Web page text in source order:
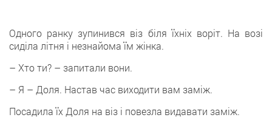
Одного ранку зупинився віз біля їхніх воріт. На возі
сиділа літня і незнайома їм жінка.
– Хто ти? – запитали вони.
– Я – Доля. Настав час виходити вам заміж.
Посадила їх Доля на віз і повезла видавати заміж.